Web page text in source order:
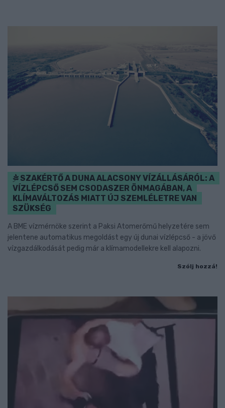
SZAKÉRTŐ A DUNA ALACSONY VÍZÁLLÁSÁRÓL: A
VÍZLÉPCSŐ SEM CSODASZER ÖNMAGÁBAN, A
KLÍMAVÁLTOZÁS MIATT ÚJ SZEMLÉLETRE VAN
SZÜKSÉG
A BME vízmérnöke szerint a Paksi Atomerőmű helyzetére sem
jelentene automatikus megoldást egy új dunai vízlépcső - a jövő
vízgazdálkodását pedig már a klímamodellekre kell alapozni.
Szólj hozzá!